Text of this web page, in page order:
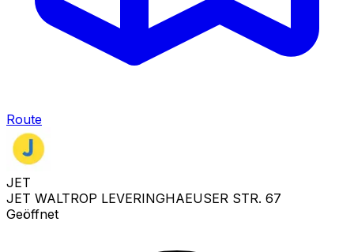
Route
JET
JET WALTROP LEVERINGHAEUSER STR. 67
Geöffnet